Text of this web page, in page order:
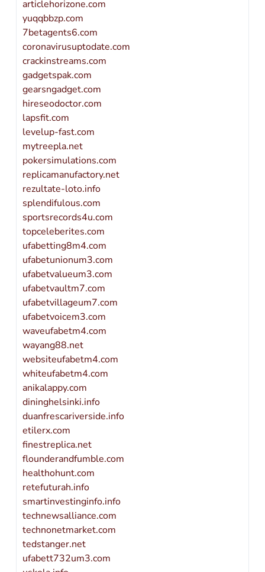
articlehorizone.com
yuqqbbzp.com
7betagents6.com
coronavirusuptodate.com
crackinstreams.com
gadgetspak.com
gearsngadget.com
hireseodoctor.com
lapsfit.com
levelup-fast.com
mytreepla.net
pokersimulations.com
replicamanufactory.net
rezultate-loto.info
splendifulous.com
sportsrecords4u.com
topceleberites.com
ufabetting8m4.com
ufabetunionum3.com
ufabetvalueum3.com
ufabetvaultm7.com
ufabetvillageum7.com
ufabetvoicem3.com
waveufabetm4.com
wayang88.net
websiteufabetm4.com
whiteufabetm4.com
anikalappy.com
dininghelsinki.info
duanfrescariverside.info
etilerx.com
finestreplica.net
flounderandfumble.com
healthohunt.com
retefuturah.info
smartinvestinginfo.info
technewsalliance.com
technonetmarket.com
tedstanger.net
ufabett732um3.com